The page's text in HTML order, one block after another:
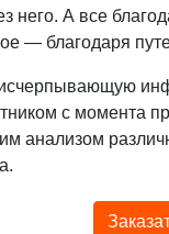
него. А все
— благодаря
с момента
анализом